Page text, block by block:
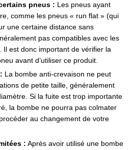
pneus : Les pneus ayant
comme les pneus « run flat » (qui
une certaine distance sans
pas compatibles avec les
Il est donc important de vérifier la
avant d’utiliser ce produit.
La bombe anti-crevaison ne peut
de petite taille, généralement
Si la fuite est trop importante
la bombe ne pourra pas colmater
au changement de votre
: Après avoir utilisé une bombe